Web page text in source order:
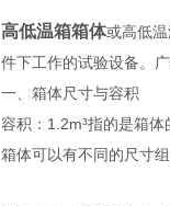
高低温箱箱体或高低
件下工作的试验设备。
一、箱体尺寸与容积
容积：1.2m³指的是箱
箱体可以有不同的尺寸组